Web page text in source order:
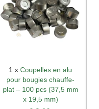
1 x Coupelles en alu
pour bougies chauffe-
plat – 100 pcs (37,5 mm
x 19,5 mm)